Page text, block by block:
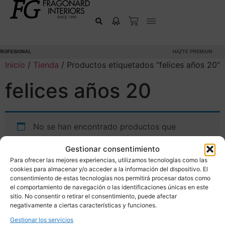
Gestionar consentimiento
Para ofrecer las mejores experiencias, utilizamos tecnologías como las
cookies para almacenar y/o acceder a la información del dispositivo. El
consentimiento de estas tecnologías nos permitirá procesar datos como
el comportamiento de navegación o las identificaciones únicas en este
sitio. No consentir o retirar el consentimiento, puede afectar
negativamente a ciertas características y funciones.
Gestionar los servicios
HAZTE PREMIUM
Inicio / Tienda / Productos etiquetados “felices años 20”
felices años 20
No se han encontrado productos que
coincidan con tu selección.